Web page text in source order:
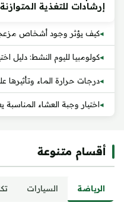
إرشادات للتغذية المتوازنة
كيف يؤثر وجود أشخاص
كولومبيا لليوم النشط: دليل
درجات حرارة الماء وتأثيرها
اختيار وجبة العشاء
أقسام متنوعة
الرياضة السيارات